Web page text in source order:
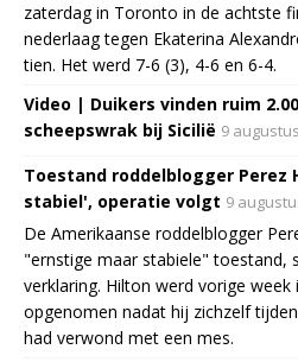
zaterdag in Toronto in de achtste
nederlaag tegen Ekaterina
tien. Het werd 7-6 (3), 4-6 en 6-4.
Video | Duikers vinden ruim
scheepswrak bij Sicilië 9
Toestand roddelblogger Perez
stabiel', operatie volgt 9
De Amerikaanse roddelblogger
"ernstige maar stabiele" toestand,
verklaring. Hilton werd vorige week
opgenomen nadat hij zichzelf
had verwond met een mes.